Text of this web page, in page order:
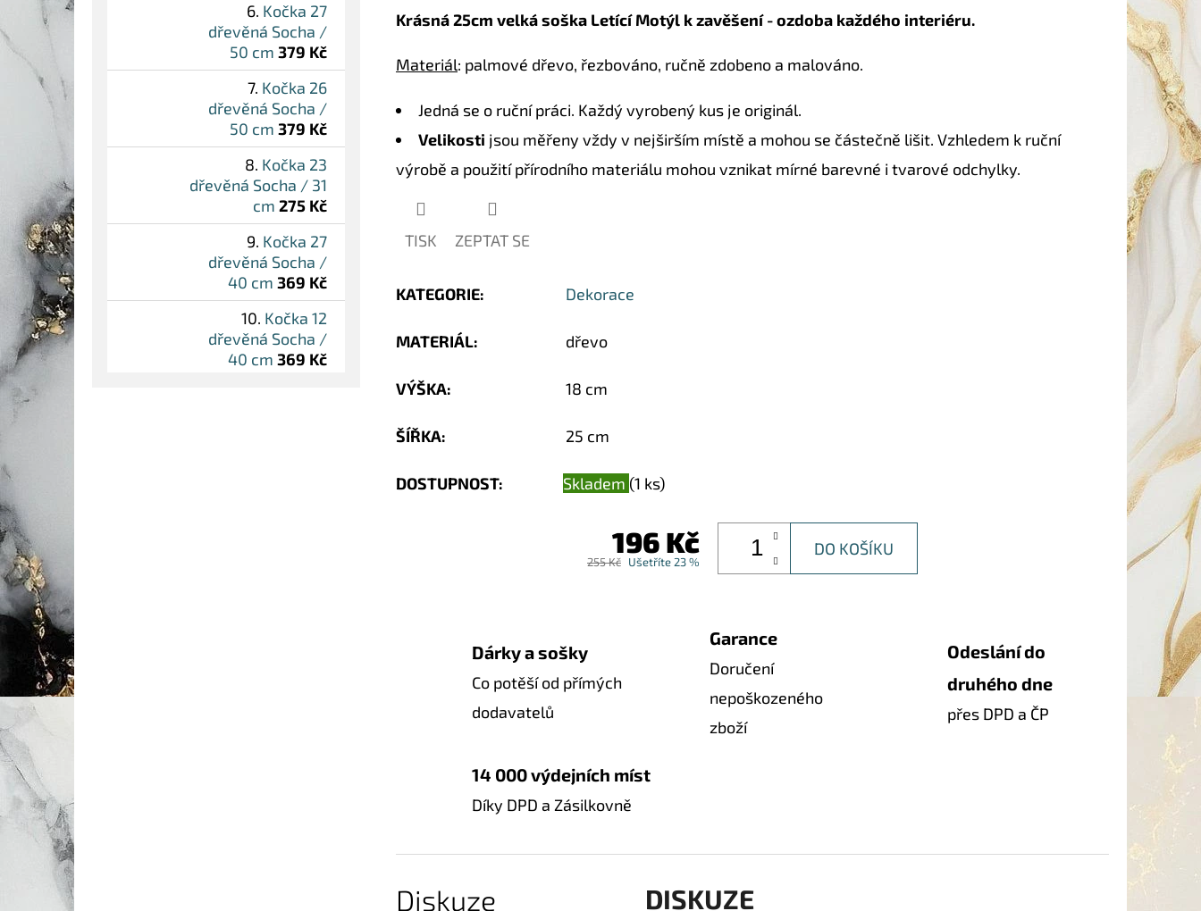
Kočka 27
dřevěná Socha /
50 cm 379 Kč
Kočka 26
dřevěná Socha /
50 cm 379 Kč
Kočka 23
dřevěná Socha / 31
cm 275 Kč
Kočka 27
dřevěná Socha /
40 cm 369 Kč
Kočka 12
dřevěná Socha /
40 cm 369 Kč
z
Krásná 25cm velká soška Letící Motýl k zavěšení - ozdoba každého interiéru.
Materiál: palmové dřevo, řezbováno, ručně zdobeno a malováno.
Jedná se o ruční práci. Každý vyrobený kus je originál.
Velikosti jsou měřeny vždy v nejširším místě a mohou se částečně lišit. Vzhledem k ruční
výrobě a použití přírodního materiálu mohou vznikat mírné barevné i tvarové odchylky.
TISK ZEPTAT SE
KATEGORIE: Dekorace
MATERIÁL: dřevo
VÝŠKA: 18 cm
ŠÍŘKA: 25 cm
DOSTUPNOST: Skladem (1 ks)
196 Kč
255 Kč Ušetříte 23 %
DO KOŠÍKU
Dárky a sošky
Co potěší od přímých
dodavatelů
Garance
Doručení
nepoškozeného
zboží
Odeslání do
druhého dne
přes DPD a ČP
14 000 výdejních míst
Díky DPD a Zásilkovně
Diskuze DISKUZE